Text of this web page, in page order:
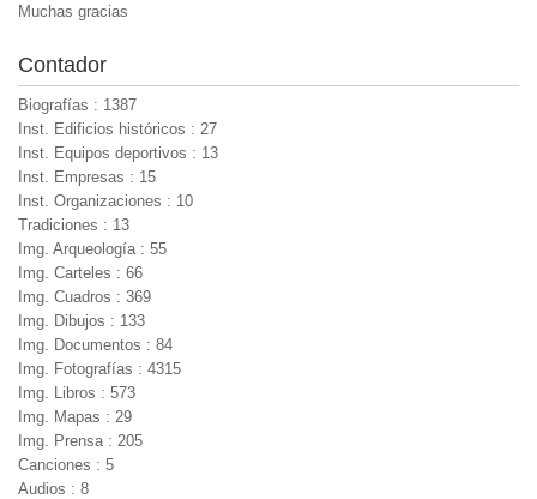
Muchas gracias
Contador
Biografías : 1387
Inst. Edificios históricos : 27
Inst. Equipos deportivos : 13
Inst. Empresas : 15
Inst. Organizaciones : 10
Tradiciones : 13
Img. Arqueología : 55
Img. Carteles : 66
Img. Cuadros : 369
Img. Dibujos : 133
Img. Documentos : 84
Img. Fotografías : 4315
Img. Libros : 573
Img. Mapas : 29
Img. Prensa : 205
Canciones : 5
Audios : 8